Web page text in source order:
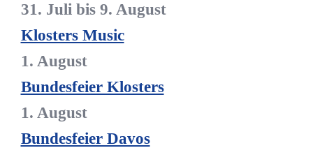
31. Juli bis 9. August
Klosters Music
1. August
Bundesfeier Klosters
1. August
Bundesfeier Davos